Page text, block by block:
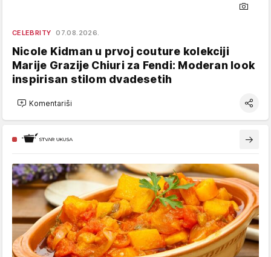
CELEBRITY 07.08.2026.
Nicole Kidman u prvoj couture kolekciji
Marije Grazije Chiuri za Fendi: Moderan look
inspirisan stilom dvadesetih
Komentariši